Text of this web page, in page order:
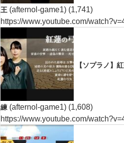
王 (afternol-game1) (1,741)
https://www.youtube.com/
【ソプラノ】
練 (afternol-game1) (1,608)
https://www.youtube.com/